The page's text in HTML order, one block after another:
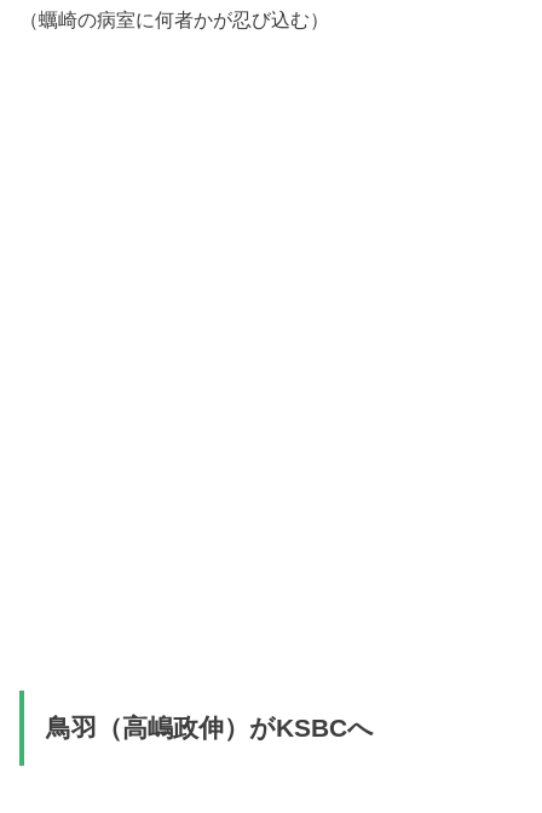
（蠣崎の病室に何者かが忍び込む）
鳥羽（高嶋政伸）がKSBCへ